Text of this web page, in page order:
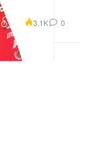
3.1K 0